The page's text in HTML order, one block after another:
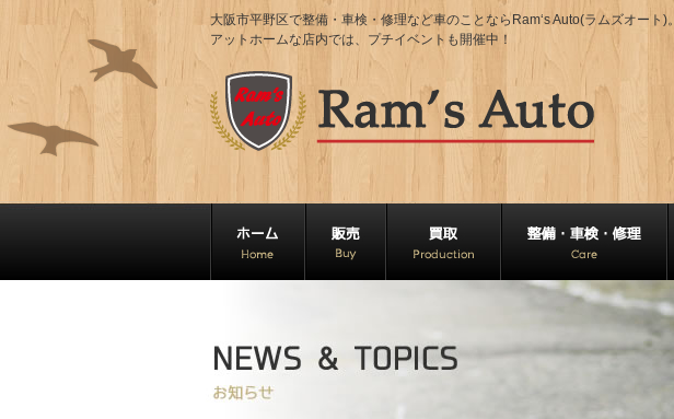
大阪市平野区で整備・車検・修理など車のことならRam‘s Auto(ラムズオート)。
アットホームな店内では、プチイベントも開催中！